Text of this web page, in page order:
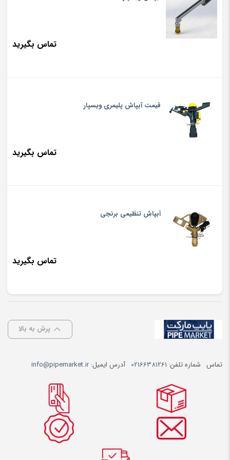
تماس بگیرید
قیمت آبپاش پلیمری ویسپار
تماس بگیرید
آبپاش تنظیمی برنجی
تماس بگیرید
پرش به بالا
تماس شماره تلفن: 02166381261 آدرس ایمیل:info@pipemarket.ir